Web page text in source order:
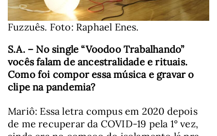
Fuzzuês. Foto: Raphael Enes.
S.A. – No single “Voodoo Trabalhando”
vocês falam de ancestralidade e rituais.
Como foi compor essa música e gravar o
clipe na pandemia?
Mariô: Essa letra compus em 2020 depois
de me recuperar da COVID-19 pela 1° vez,